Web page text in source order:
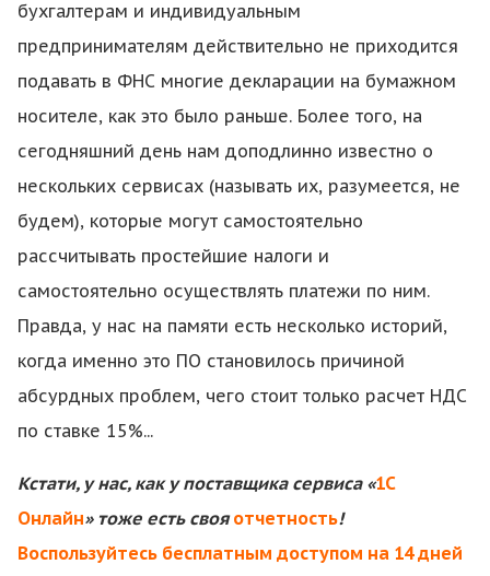
бухгалтерам и индивидуальным
предпринимателям действительно не приходится
подавать в ФНС многие декларации на бумажном
носителе, как это было раньше. Более того, на
сегодняшний день нам доподлинно известно о
нескольких сервисах (называть их, разумеется, не
будем), которые могут самостоятельно
рассчитывать простейшие налоги и
самостоятельно осуществлять платежи по ним.
Правда, у нас на памяти есть несколько историй,
когда именно это ПО становилось причиной
абсурдных проблем, чего стоит только расчет НДС
по ставке 15%...
Кстати, у нас, как у поставщика сервиса «1С
Онлайн» тоже есть свояотчетность!
Воспользуйтесь бесплатным доступом на 14 дней